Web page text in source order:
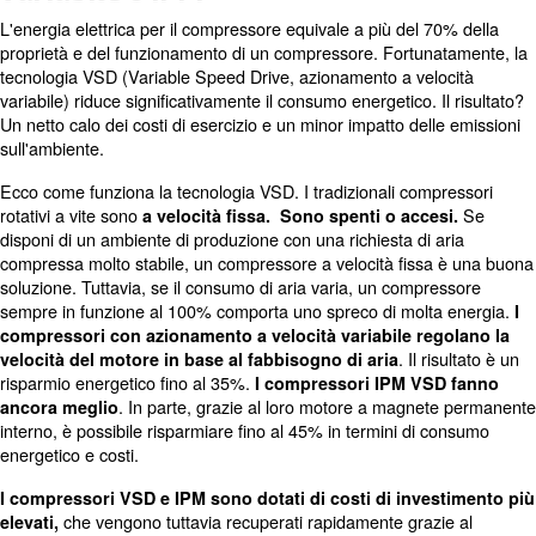
Compressori oil-free o ad
olio
La decisione successiva riguarda se investire in un
iniezione di olio o in un compressore oil-free. Nel primo
lubrificante viene utilizzato per facilitare la
Questa tecnologia consente agli utenti di ottenereuna
elevata. Inoltre, è più efficiente. Tuttavia, poiché questi
pressione introducono olio nel processo, l'aria è meno
I compressori oil-free